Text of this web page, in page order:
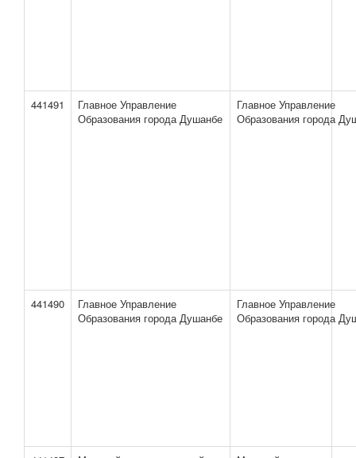
441491
Главное Управление
Образования города Душанбе
Главное Управление
Образования города
441490
Главное Управление
Образования города Душанбе
Главное Управление
Образования города